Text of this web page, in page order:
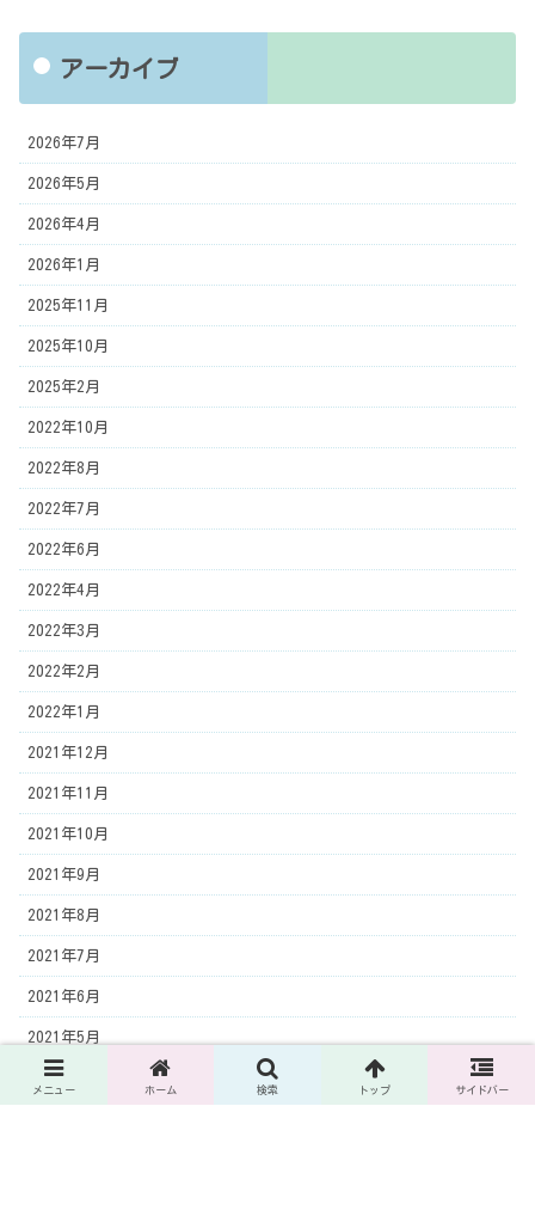
アーカイブ
2026年7月
2026年5月
2026年4月
2026年1月
2025年11月
2025年10月
2025年2月
2022年10月
2022年8月
2022年7月
2022年6月
2022年4月
2022年3月
2022年2月
2022年1月
2021年12月
2021年11月
2021年10月
2021年9月
2021年8月
2021年7月
2021年6月
2021年5月
2021年4月
メニュー ホーム 検索 トップ サイドバー